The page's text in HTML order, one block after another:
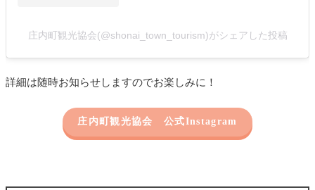
庄内町観光協会(@shonai_town_tourism)がシェアした投稿
詳細は随時お知らせしますのでお楽しみに！
庄内町観光協会 公式Instagram